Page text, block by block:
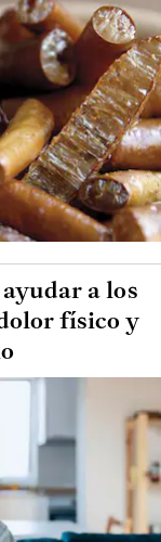
a los
físico y